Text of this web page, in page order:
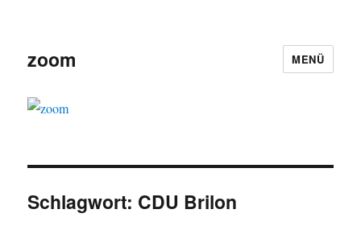
zoom MENÜ
Schlagwort: CDU Brilon